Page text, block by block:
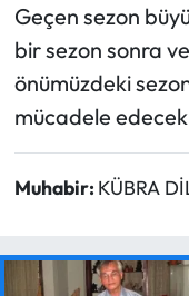
Geçen sezon
bir sezon sonra
önümüzdeki
mücadele
Muhabir: KÜBRA